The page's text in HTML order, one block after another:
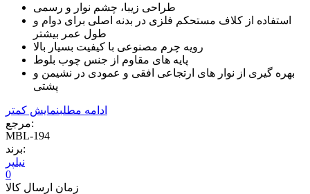
طراحی زیبا، چشم نوار و رسمی
استفاده از کلاف مستحکم فلزی در بدنه اصلی برای دوام و
طول عمر بیشتر
رویه چرم مصنوعی با کیفیت بسیار بالا
پایه های مقاوم از جنس چوب بلوط
بهره گیری از نوار های ارتجاعی افقی و عمودی در نشیمن و
پشتی
ادامه مطلبنمایش کمتر
مرجع:
MBL-194
برند:
نیلپر
0
زمان ارسال کالا